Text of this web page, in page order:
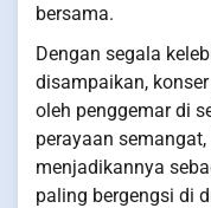
bersama.
Dengan segala
disampaikan,
oleh penggemar di
perayaan
menjadikannya
paling bergengsi di